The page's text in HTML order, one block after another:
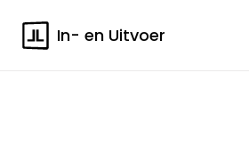
In- en Uitvoer